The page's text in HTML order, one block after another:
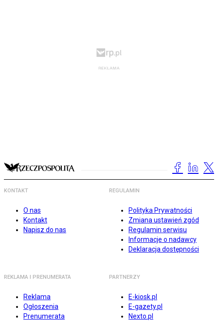
KONTAKT
O nas
Kontakt
Napisz do nas
REGULAMIN
Polityka Prywatności
Zmiana ustawień zgód
Regulamin serwisu
Informacje o nadawcy
Deklaracja dostępności
REKLAMA I PRENUMERATA
Reklama
Ogłoszenia
Prenumerata
PARTNERZY
E-kiosk.pl
E-gazety.pl
Nexto.pl